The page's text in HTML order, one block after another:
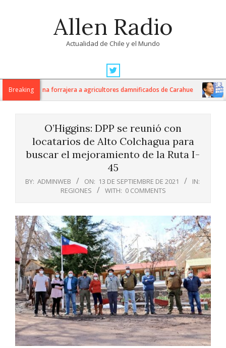
Allen Radio
Actualidad de Chile y el Mundo
Navigation
MenuBreaking
de avena forrajera a agricultores damnificados de Carahue
O’Higgins: DPP se reunió con
locatarios de Alto Colchagua para
buscar el mejoramiento de la Ruta I-
45
BY: ADMINWEB ON: 13 DE SEPTIEMBRE DE 2021
IN:
REGIONES
WITH: 0 COMMENTS